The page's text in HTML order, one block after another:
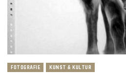
FOTOGRAFIE KUNST & KULTUR